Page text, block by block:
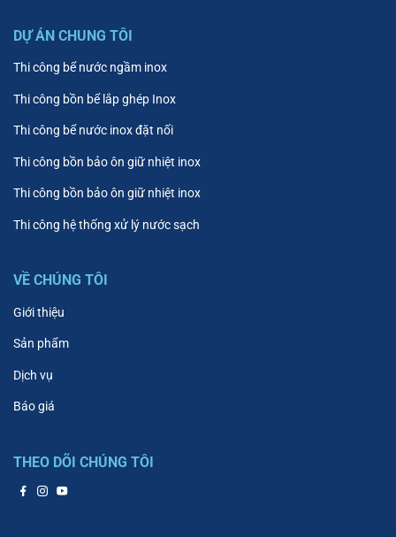
DỰ ÁN CHUNG TÔI
Thi công bể nước ngầm inox
Thi công bồn bể lắp ghép Inox
Thi công bể nước inox đặt nối
Thi công bồn bảo ôn giữ nhiệt inox
Thi công bồn bảo ôn giữ nhiệt inox
Thi công hệ thống xử lý nước sạch
VỀ CHÚNG TÔI
Giới thiệu
Sản phẩm
Dịch vụ
Báo giá
THEO DÕI CHÚNG TÔI